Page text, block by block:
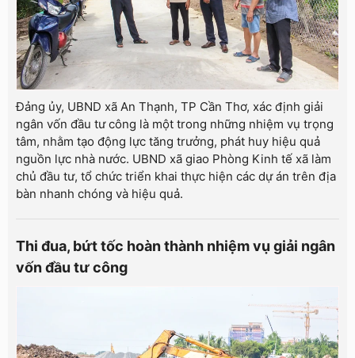
Đảng ủy, UBND xã An Thạnh, TP Cần Thơ, xác định giải
ngân vốn đầu tư công là một trong những nhiệm vụ trọng
tâm, nhằm tạo động lực tăng trưởng, phát huy hiệu quả
nguồn lực nhà nước. UBND xã giao Phòng Kinh tế xã làm
chủ đầu tư, tổ chức triển khai thực hiện các dự án trên địa
bàn nhanh chóng và hiệu quả.
Thi đua, bứt tốc hoàn thành nhiệm vụ giải ngân
vốn đầu tư công